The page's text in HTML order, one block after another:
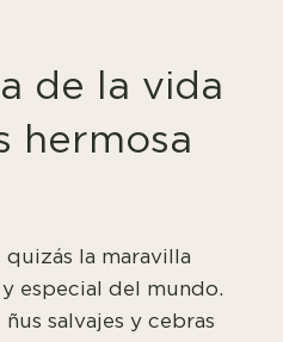
de la vida
hermosa
quizás la maravilla
especial del mundo.
salvajes y cebras